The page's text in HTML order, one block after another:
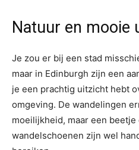
Natuur en mooie
Je zou er bij een stad
maar in Edinburgh zijn een
je een prachtig uitzicht hebt
omgeving. De wandelingen
moeilijkheid, maar een
wandelschoenen zijn wel